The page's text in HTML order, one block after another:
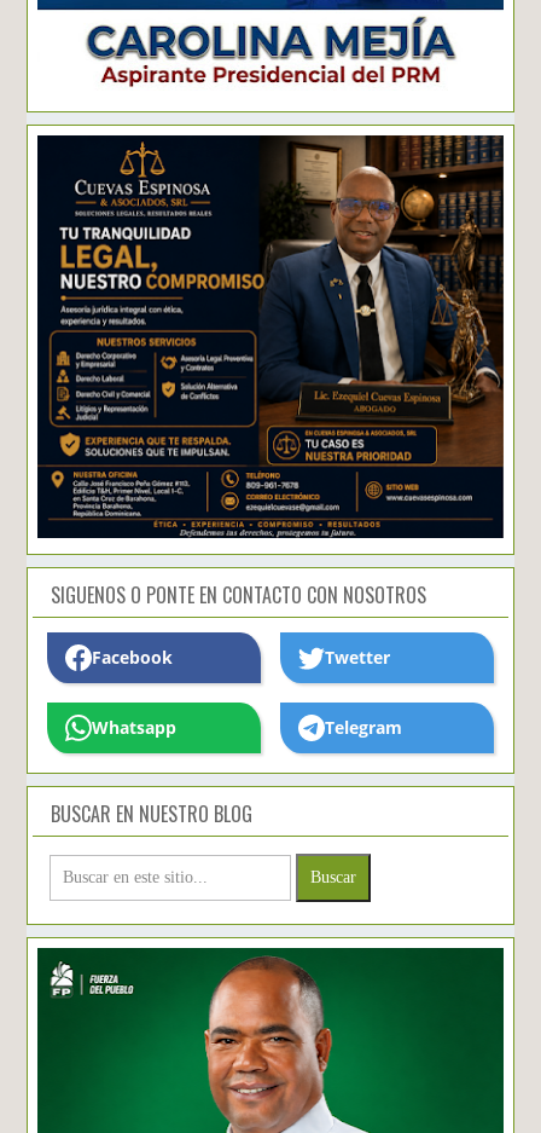
SIGUENOS O PONTE EN CONTACTO CON NOSOTROS
Facebook Twetter
Whatsapp Telegram
BUSCAR EN NUESTRO BLOG